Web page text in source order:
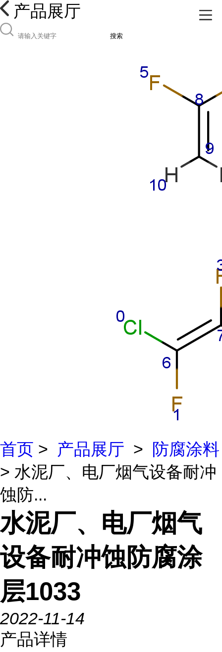
产品展厅
搜索
首页 > 产品展厅 >
防腐涂料
> 水泥厂、电厂烟气设备耐冲
蚀防...
水泥厂、电厂烟气
设备耐冲蚀防腐涂
层1033
2022-11-14
产品详情